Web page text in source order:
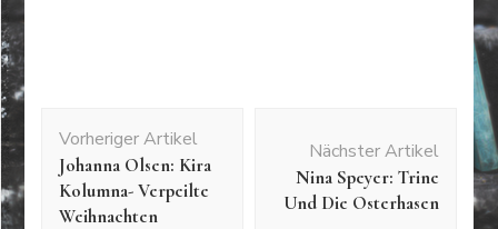
Vorheriger Artikel
Johanna Olsen: Kira
Kolumna- Verpeilte
Weihnachten
Nächster Artikel
Nina Speyer: Trine
Und Die Osterhasen